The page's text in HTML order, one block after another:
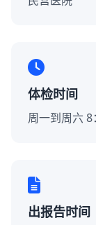
体检时间
周一到周六 8
出报告时间